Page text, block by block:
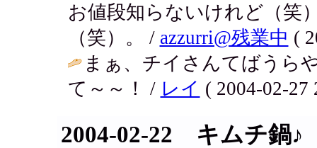
お値段知らないけれど（笑
（笑）。 / azzurri@残業中 (
まぁ、チイさんてばうら
て～～！ / レイ ( 2004-02-27
2004-02-22 キムチ鍋♪